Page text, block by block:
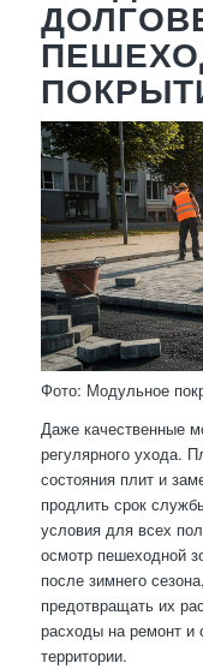
Фото: Модульное
Даже качественные
регулярного ухода.
состояния плит и
продлить срок
условия для всех
осмотр пешеходной
после зимнего
предотвращать их
расходы на ремонт и
территории.